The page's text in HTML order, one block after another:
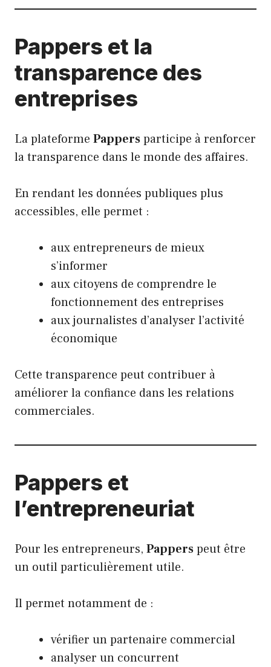
Pappers et la
transparence des
entreprises
La plateforme Pappersparticipe à renforcer
la transparence dans le monde des affaires.
En rendant les données publiques plus
accessibles, elle permet :
aux entrepreneurs de mieux
s’informer
aux citoyens de comprendre le
fonctionnement des entreprises
aux journalistes d’analyser l’activité
économique
Cette transparence peut contribuer à
améliorer la confiance dans les relations
commerciales.
Pappers et
l’entrepreneuriat
Pour les entrepreneurs, Papperspeut être
un outil particulièrement utile.
Il permet notamment de :
vérifier un partenaire commercial
analyser un concurrent